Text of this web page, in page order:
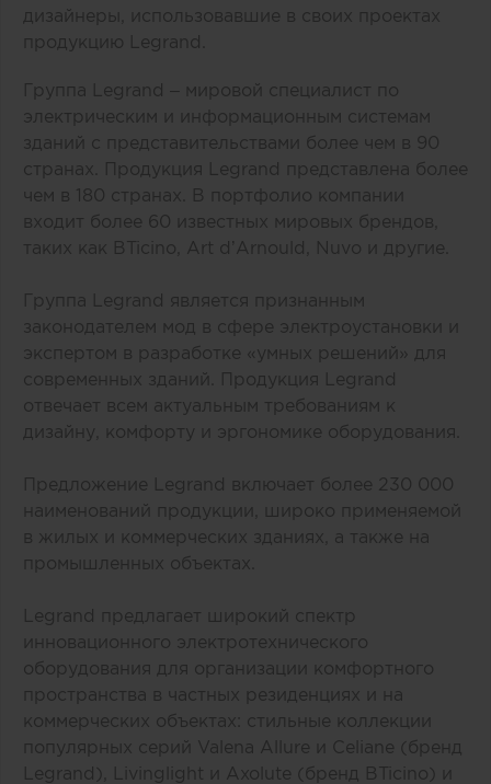
дизайнеры, использовавшие в своих проектах
продукцию Legrand.
Группа Legrand – мировой специалист по
электрическим и информационным системам
зданий с представительствами более чем в 90
странах. Продукция Legrand представлена более
чем в 180 странах. В портфолио компании
входит более 60 известных мировых брендов,
таких как BTicino, Art d’Arnould, Nuvo и другие.
Группа Legrand является признанным
законодателем мод в сфере электроустановки и
экспертом в разработке «умных решений» для
современных зданий. Продукция Legrand
отвечает всем актуальным требованиям к
дизайну, комфорту и эргономике оборудования.
Предложение Legrand включает более 230 000
наименований продукции, широко применяемой
в жилых и коммерческих зданиях, а также на
промышленных объектах.
Legrand предлагает широкий спектр
инновационного электротехнического
оборудования для организации комфортного
пространства в частных резиденциях и на
коммерческих объектах: стильные коллекции
популярных серий Valena Allure и Celiane (бренд
Legrand), Livinglight и Axolute (бренд BTicino) и